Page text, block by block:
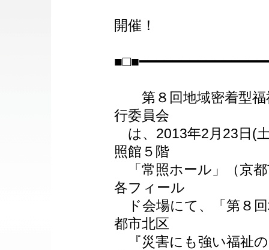
開催！
第８回地域密着型福
行委員会
は、2013年2月23日(
照館５階
「常照ホール」（京
各フィール
ド会場にて、「第８
都市北区
『災害にも強い福祉